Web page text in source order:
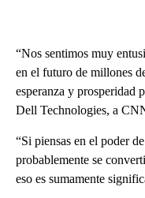
“Nos sentimos muy
en el futuro de millones
esperanza y prosperidad
Dell Technologies, a
“Si piensas en el poder
probablemente se
eso es sumamente